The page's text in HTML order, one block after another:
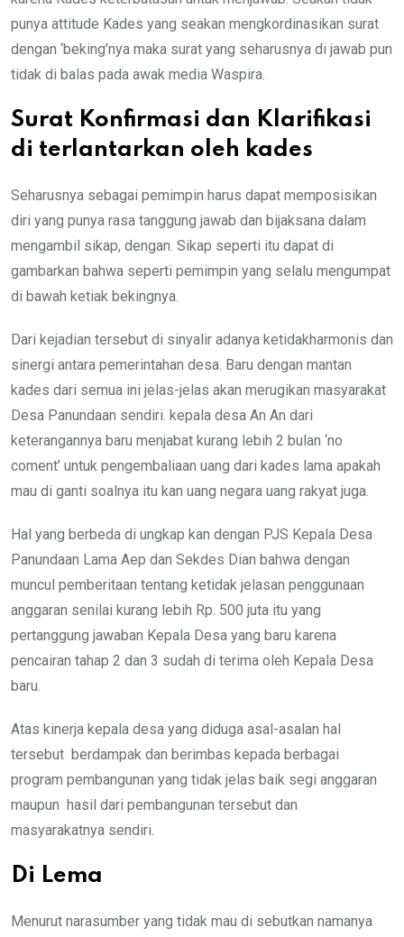
punya attitude Kades yang seakan mengkordinasikan surat
dengan ‘beking’nya maka surat yang seharusnya di jawab pun
tidak di balas pada awak media Waspira.
Surat Konfirmasi dan Klarifikasi
di terlantarkan oleh kades
Seharusnya sebagai pemimpin harus dapat memposisikan
diri yang punya rasa tanggung jawab dan bijaksana dalam
mengambil sikap, dengan. Sikap seperti itu dapat di
gambarkan bahwa seperti pemimpin yang selalu mengumpat
di bawah ketiak bekingnya.
Dari kejadian tersebut di sinyalir adanya ketidakharmonis dan
sinergi antara pemerintahan desa. Baru dengan mantan
kades dari semua ini jelas-jelas akan merugikan masyarakat
Desa Panundaan sendiri. kepala desa An An dari
keterangannya baru menjabat kurang lebih 2 bulan ‘no
coment’ untuk pengembaliaan uang dari kades lama apakah
mau di ganti soalnya itu kan uang negara uang rakyat juga.
Hal yang berbeda di ungkap kan dengan PJS Kepala Desa
Panundaan Lama Aep dan Sekdes Dian bahwa dengan
muncul pemberitaan tentang ketidak jelasan penggunaan
anggaran senilai kurang lebih Rp. 500 juta itu yang
pertanggung jawaban Kepala Desa yang baru karena
pencairan tahap 2 dan 3 sudah di terima oleh Kepala Desa
baru.
Atas kinerja kepala desa yang diduga asal-asalan hal
tersebut berdampak dan berimbas kepada berbagai
program pembangunan yang tidak jelas baik segi anggaran
maupun hasil dari pembangunan tersebut dan
masyarakatnya sendiri.
Di Lema
Menurut narasumber yang tidak mau di sebutkan namanya